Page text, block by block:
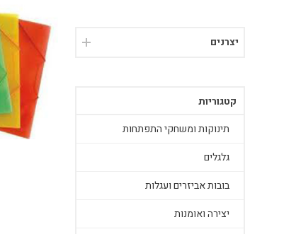
יצרנים
קטגוריות
תינוקות ומשחקי התפתחות
גלגלים
בובות אביזרים ועגלות
יצירה ואומנות